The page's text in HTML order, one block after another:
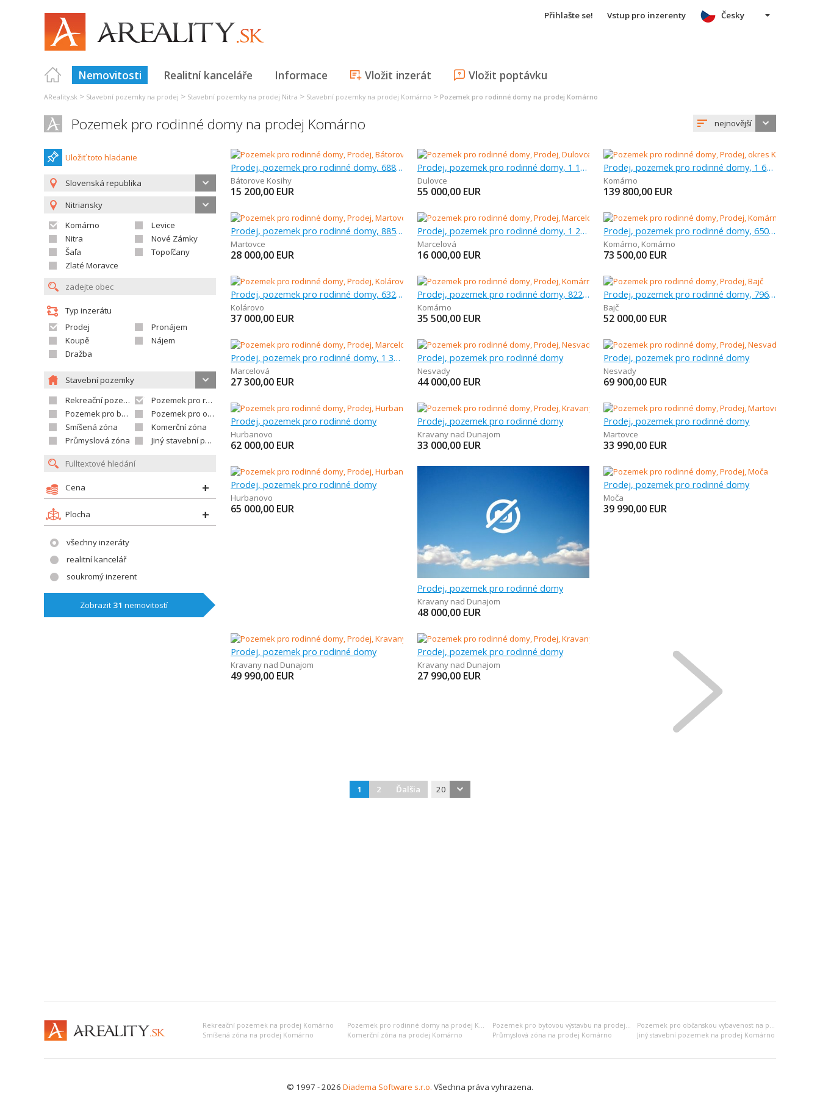
Přihlašte se! Vstup pro inzerenty
Nemovitosti Realitní kanceláře Informace Vložit inzerát Vložit poptávku
Česky
AReality.sk > Stavební pozemky na prodej > Stavební pozemky na prodej Nitra > Stavební pozemky na prodej Komárno > Pozemek pro rodinné domy na prodej Komárno
Pozemek pro rodinné domy na prodej Komárno nejnovější
Uložiť toto hladanie
Slovenská republika
Nitriansky
Komárno
Levice
Nitra
Nové Zámky
Šaľa
Topoľčany
Zlaté Moravce
Typ inzerátu
Prodej
Pronájem
Koupě
Nájem
Dražba
Stavební pozemky
Rekreační pozemek
Pozemek pro rodinné domy
Pozemek pro bytovou výstavbu
Pozemek pro občanskou vybavenost
Smíšená zóna
Komerční zóna
Průmyslová zóna
Jiný stavební pozemek
Cena
Plocha
všechny inzeráty
realitní kancelář
soukromý inzerent
Zobrazit 31 nemovitostí
Prodej, pozemek pro rodinné domy, 688 m
Bátorove Kosihy
15 200,00 EUR
Prodej, pozemek pro rodinné domy, 1 181 m
Dulovce
55 000,00 EUR
Prodej, pozemek pro rodinné domy, 1 600 m
Komárno
139 800,00 EUR
Prodej, pozemek pro rodinné domy, 885 m
Martovce
28 000,00 EUR
Prodej, pozemek pro rodinné domy, 1 201 m
Marcelová
16 000,00 EUR
Prodej, pozemek pro rodinné domy, 650 m
Komárno, Komárno
73 500,00 EUR
Prodej, pozemek pro rodinné domy, 632 m
Kolárovo
37 000,00 EUR
Prodej, pozemek pro rodinné domy, 822 m
Komárno
35 500,00 EUR
Prodej, pozemek pro rodinné domy, 796 m
Bajč
52 000,00 EUR
Prodej, pozemek pro rodinné domy, 1 367 m
Marcelová
27 300,00 EUR
Prodej, pozemek pro rodinné domy
Nesvady
44 000,00 EUR
Prodej, pozemek pro rodinné domy
Nesvady
69 900,00 EUR
Prodej, pozemek pro rodinné domy
Hurbanovo
62 000,00 EUR
Prodej, pozemek pro rodinné domy
Kravany nad Dunajom
33 000,00 EUR
Prodej, pozemek pro rodinné domy
Martovce
33 990,00 EUR
Prodej, pozemek pro rodinné domy
Hurbanovo
65 000,00 EUR
Prodej, pozemek pro rodinné domy
Kravany nad Dunajom
48 000,00 EUR
Prodej, pozemek pro rodinné domy
Moča
39 990,00 EUR
Prodej, pozemek pro rodinné domy
Kravany nad Dunajom
49 990,00 EUR
Prodej, pozemek pro rodinné domy
Kravany nad Dunajom
27 990,00 EUR
1 2 Ďalšia 20
Rekreační pozemek na prodej Komárno Pozemek pro rodinné domy na prodej Komárno Pozemek pro bytovou výstavbu na prodej Komárno
Pozemek pro občanskou vybavenost na prodej Komárno
Smíšená zóna na prodej Komárno
Komerční zóna na prodej Komárno Průmyslová zóna na prodej Komárno Jiný stavební pozemek na prodej Komárno
© 1997 - 2026 Diadema Software s.r.o. Všechna práva vyhrazena.